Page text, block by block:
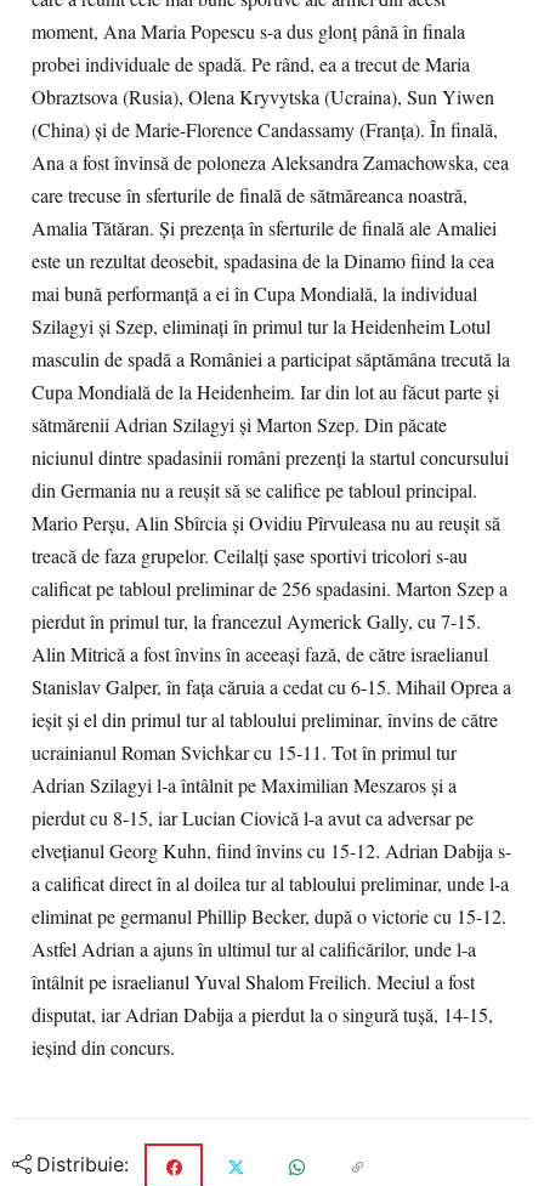
moment, Ana Maria Popescu s-a dus glonț până în finala
probei individuale de spadă. Pe rând, ea a trecut de Maria
Obraztsova (Rusia), Olena Kryvytska (Ucraina), Sun Yiwen
(China) și de Marie-Florence Candassamy (Franța). În finală,
Ana a fost învinsă de poloneza Aleksandra Zamachowska, cea
care trecuse în sferturile de finală de sătmăreanca noastră,
Amalia Tătăran. Și prezența în sferturile de finală ale Amaliei
este un rezultat deosebit, spadasina de la Dinamo fiind la cea
mai bună performanță a ei în Cupa Mondială, la individual
Szilagyi și Szep, eliminați în primul tur la Heidenheim Lotul
masculin de spadă a României a participat săptămâna trecută la
Cupa Mondială de la Heidenheim. Iar din lot au făcut parte și
sătmărenii Adrian Szilagyi și Marton Szep. Din păcate
niciunul dintre spadasinii români prezenți la startul concursului
din Germania nu a reușit să se califice pe tabloul principal.
Mario Perșu, Alin Sbîrcia și Ovidiu Pîrvuleasa nu au reușit să
treacă de faza grupelor. Ceilalți șase sportivi tricolori s-au
calificat pe tabloul preliminar de 256 spadasini. Marton Szep a
pierdut în primul tur, la francezul Aymerick Gally, cu 7-15.
Alin Mitrică a fost învins în aceeași fază, de către israelianul
Stanislav Galper, în fața căruia a cedat cu 6-15. Mihail Oprea a
ieșit și el din primul tur al tabloului preliminar, învins de către
ucrainianul Roman Svichkar cu 15-11. Tot în primul tur
Adrian Szilagyi l-a întâlnit pe Maximilian Meszaros și a
pierdut cu 8-15, iar Lucian Ciovică l-a avut ca adversar pe
elvețianul Georg Kuhn, fiind învins cu 15-12. Adrian Dabija s-
a calificat direct în al doilea tur al tabloului preliminar, unde l-a
eliminat pe germanul Phillip Becker, după o victorie cu 15-12.
Astfel Adrian a ajuns în ultimul tur al calificărilor, unde l-a
întâlnit pe israelianul Yuval Shalom Freilich. Meciul a fost
disputat, iar Adrian Dabija a pierdut la o singură tușă, 14-15,
ieșind din concurs.
Distribuie: